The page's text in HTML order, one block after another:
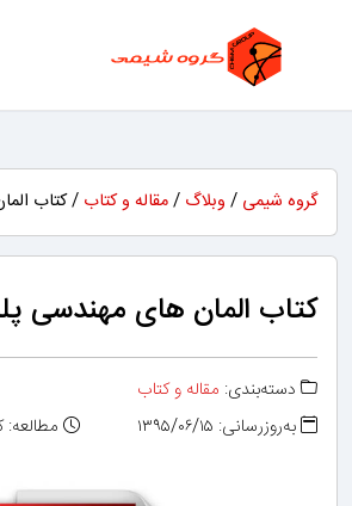
گروه شیمی / وبلاگ /مقاله و کتاب / کتاب
کتاب المان‌ های مهندسی
دسته‌بندی: مقاله و کتاب
به‌روزرسانی: ۱۳۹۵/۰۶/۱۵
مطالعه: